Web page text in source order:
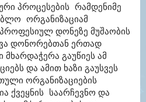
პროცესების რამდენიმე
ორგანიზაციამ
დონეზე მუშაობის
დონორებთან ერთად
მხარდაჭერა გაუწიეს ამ
და ამით ხაზი გაუსვეს
ორგანიზაციების
ქვეყნის საარჩევნო და